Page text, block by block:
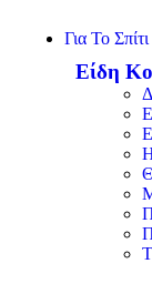
Για Το Σπίτι
Είδη